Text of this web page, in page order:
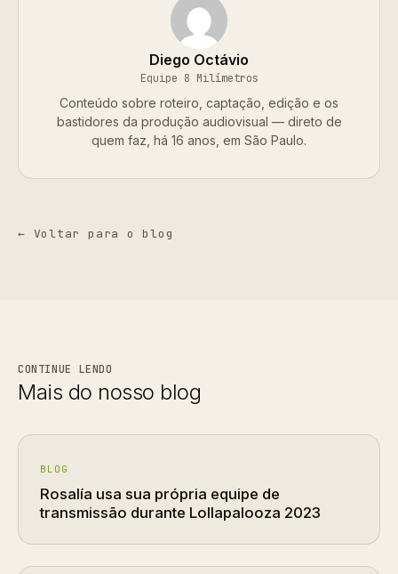
Diego Octávio
Equipe 8 Milímetros
Conteúdo sobre roteiro, captação, edição e os
bastidores da produção audiovisual — direto de
quem faz, há 16 anos, em São Paulo.
← Voltar para o blog
CONTINUE LENDO
Mais do nosso blog
BLOG
Rosalía usa sua própria equipe de
transmissão durante Lollapalooza 2023